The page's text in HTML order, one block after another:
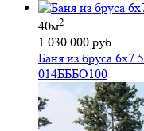
40м2
1 030 000 руб.
Баня из бруса 6х7.5
014БББО100